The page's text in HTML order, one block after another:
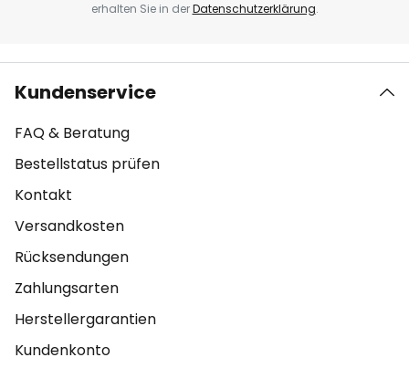
erhalten Sie in derDatenschutzerklärung.
Kundenservice
FAQ & Beratung
Bestellstatus prüfen
Kontakt
Versandkosten
Rücksendungen
Zahlungsarten
Herstellergarantien
Kundenkonto